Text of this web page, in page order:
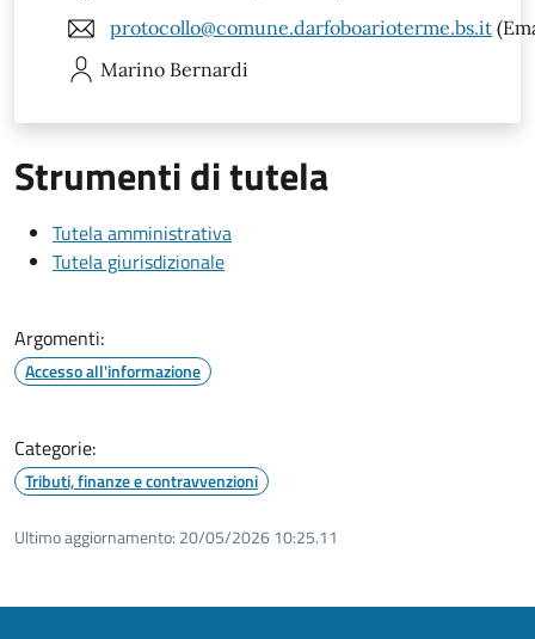
protocollo@comune.darfoboarioterme.bs.it
Marino Bernardi
Strumenti di tutela
Tutela amministrativa
Tutela giurisdizionale
Argomenti:
Accesso all'informazione
Categorie:
Tributi, finanze e contravvenzioni
Ultimo aggiornamento: 20/05/2026 10:25.11